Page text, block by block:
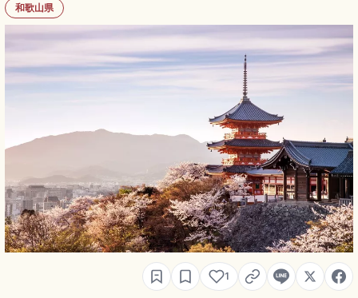
和歌山県
1